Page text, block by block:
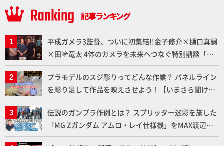
平成ガメラ3監督、ついに初集結!!金子修介×樋口真嗣
×田﨑竜太 4体のガメラを未来へつなぐ特別鼎談「ガ
メラ永久保存化プロジェクト FINAL」
プラモデルのスジ彫りってどんな作業？ パネルライン
を彫り足して作品を映えさせよう！【いまさら聞けな
いプラモデルの基礎：スジ彫りとパネルライン】
伝説のガンプラ作例とは？ スプリッター迷彩を施した
「MG Zガンダム アムロ・レイ仕様機」をMAX渡辺が
ふたたび塗る!!【試し読み】